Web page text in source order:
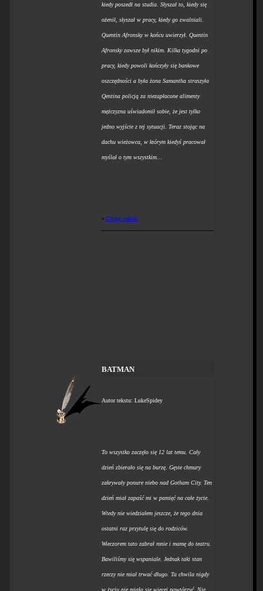
kiedy poszedł na studia. Słyszał to, kiedy się
ożenił, słyszał w pracy, kiedy go zwalniali.
Quentin Afronsky w końcu uwierzył. Quentin
Afronsky zawsze był nikim. Kilka tygodni po
pracy, kiedy powoli kończyły się bankowe
oszczędności a była żona Samantha straszyła
Qentina policją za niezapłacone alimenty
mężczyzna uświadomił sobie, że jest tylko
jedno wyjście z tej sytuacji. Teraz stojąc na
dachu wieżowca, w którym kiedyś pracował
myślał o tym wszystkim…
» Czytaj całość
BATMAN
Autor tekstu: LukeSpidey
To wszystko zaczęło się 12 lat temu. Cały
dzień zbierało się na burzę. Gęste chmury
zakrywały ponure niebo nad Gotham City. Ten
dzień miał zapaść mi w pamięć na całe życie.
Wtedy nie wiedziałem jeszcze, że tego dnia
ostatni raz przytulę się do rodziców.
Wieczorem tato zabrał mnie i mamę do teatru.
Bawiliśmy się wspaniale. Jednak taki stan
rzeczy nie miał trwać długo. Ta chwila nigdy
w życiu nie miała się więcej powtórzyć. Nie